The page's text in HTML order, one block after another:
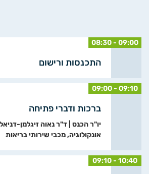
08:30 - 09:00
התכנסות ורישום
09:00 - 09:10
ברכות ודברי פתיחה
יו"ר הכנס | ד"ר נאוה זיגלמן-
אונקולוגיה, מכבי שירותי בריאות
09:10 - 10:40